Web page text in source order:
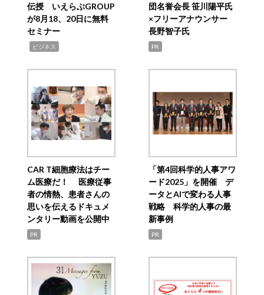
伝授 いえらぶGROUP
が8月18、20日に無料
セミナー
ビジネス
団名誉会長 笹川陽平氏
×フリーアナウンサー
長野智子氏
PR
CAR T細胞療法はチー
ム医療だ！ 医療従事
者の情熱、患者さんの
思いを伝えるドキュメ
ンタリー動画を公開中
PR
「第4回科学的人事アワ
ード2025」を開催 デ
ータとAIで変わる人事
戦略 科学的人事の最
新事例
PR